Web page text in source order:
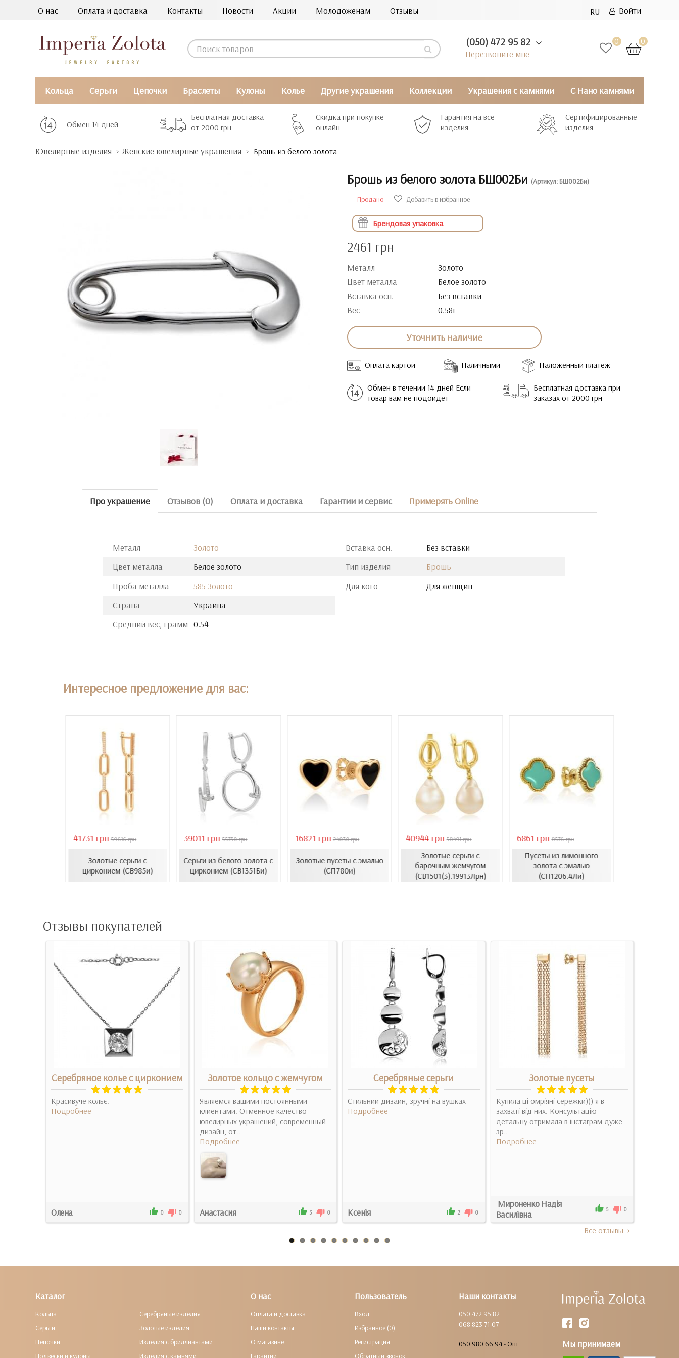
О нас Оплата и доставка Контакты Новости Акции Молодоженам Отзывы RU Войти
0 0
(050) 472 95 82
Перезвоните мне
Кольца Серьги Цепочки Браслеты Кулоны Колье Другие украшения Коллекции Украшения с камнями С Нано камнями
Обмен 14 дней
Бесплатная доставка
от 2000 грн
Скидка при покупке
онлайн
Гарантия на все
изделия
Сертифицированные
изделия
Ювелирные изделия Женские ювелирные украшения Брошь из белого золота
Брошь из белого золота БШ002Би (Артикул: БШ002Би)
Продано
Добавить в избранное
Брендовая упаковка
2461 грн
Металл
Золото
Цвет металла
Белое золото
Вставка осн.
Без вставки
Вес
0.58г
Уточнить наличие
Оплата картой Наличными Наложенный платеж
Обмен в течении 14 дней Если
товар вам не подойдет
Бесплатная доставка при
заказах от 2000 грн
Про украшение Отзывов (0) Оплата и доставка Гарантии и сервис Примерять Online
Металл
Золото
Цвет металла
Белое золото
Проба металла
585 Золото
Страна
Украина
Средний вес, грамм 0.54
Вставка осн.
Без вставки
Тип изделия
Брошь
Для кого
Для женщин
Интересное предложение для вас:
41731 грн 59616 грн
Золотые серьги с
цирконием (СВ985и)
39011 грн 55730 грн
Серьги из белого золота с
цирконием (СВ1351Би)
16821 грн 24030 грн
Золотые пусеты с эмалью
(СП780и)
40944 грн 58491 грн
Золотые серьги с
барочным жемчугом
(СВ1501(3).19913Лрн)
6861 грн 8576 грн
Пусеты из лимонного
золота с эмалью
(СП1206.4Ли)
Отзывы покупателей
Серебряное колье с цирконием
Красивуче кольє.
Подробнее
Олена 0 0
Золотое кольцо с жемчугом
Являемся вашими постоянными
клиентами. Отменное качество
ювелирных украшений, современный
дизайн, от..
Подробнее
Анастасия 3 0
Серебряные серьги
Стильний дизайн, зручні на вушках
Подробнее
Ксенія 2 0
Золотые пусеты
Купила ці омріяні сережки))) я в
захваті від них. Консультацію
детальну отримала в інстаграм дуже
зр..
Подробнее
Мироненко Надія
Василівна
5 0
Все отзывы
Наши контакты
050 472 95 82
068 823 71 07
050 980 66 94 - Опт Мы принимаем
Каталог
Кольца
Серьги
Цепочки
Подвески и кулоны
Серебряные изделия
Золотые изделия
Изделия с бриллиантами
Изделия с камнями
О нас
Оплата и доставка
Наши контакты
О магазине
Гарантии
Пользователь
Вход
Избранное (0)
Регистрация
Обратный звонок